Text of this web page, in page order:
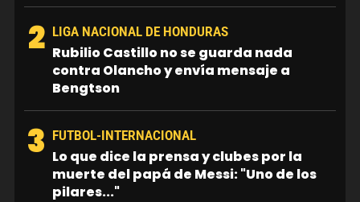
2 LIGA NACIONAL DE HONDURAS
Rubilio Castillo no se guarda nada
contra Olancho y envía mensaje a
Bengtson
3 FUTBOL-INTERNACIONAL
Lo que dice la prensa y clubes por la
muerte del papá de Messi: "Uno de los
pilares..."